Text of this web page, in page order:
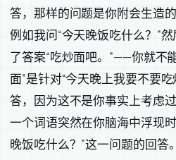
答，那样的问题是你附会生造
例如我问“今天晚饭吃什么？”
了答案“吃炒面吧。”——你就不
面”是针对“今天晚上我要不要
答，因为这不是你事实上考虑
一个词语突然在你脑海中浮现
晚饭吃什么？”这一问题的回答。